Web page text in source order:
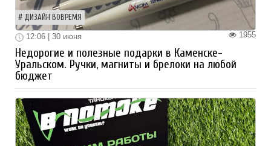
ДИЗАЙН ВОВРЕМЯ
1955
12:06 | 30 июня
Недорогие и полезные подарки в Каменске-
Уральском. Ручки, магниты и брелоки на любой
бюджет